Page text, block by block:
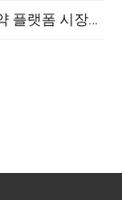
GS비즈플 '유스트라 티켓', 예약 플랫폼 시장판도 바꾼다